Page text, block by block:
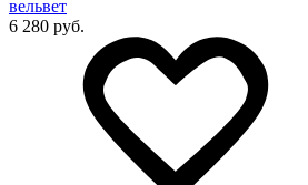
вельвет
6 280 руб.